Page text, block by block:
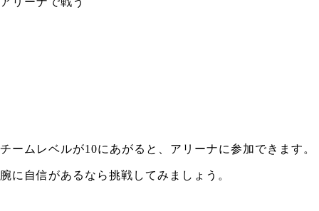
チームレベルが10にあがると、アリーナに参加できます。
腕に自信があるなら挑戦してみましょう。